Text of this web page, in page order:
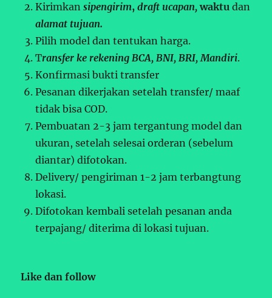
Kirimkansipengirim,draft ucapan,waktudan
alamat tujuan.
Pilih model dan tentukan harga.
Transfer ke rekening BCA, BNI, BRI, Mandiri.
Konfirmasi bukti transfer
Pesanan dikerjakan setelah transfer/ maaf
tidak bisa COD.
Pembuatan 2-3 jam tergantung model dan
ukuran, setelah selesai orderan (sebelum
diantar) difotokan.
Delivery/ pengiriman 1-2 jam terbangtung
lokasi.
Difotokan kembali setelah pesanan anda
terpajang/ diterima di lokasi tujuan.
Like dan follow